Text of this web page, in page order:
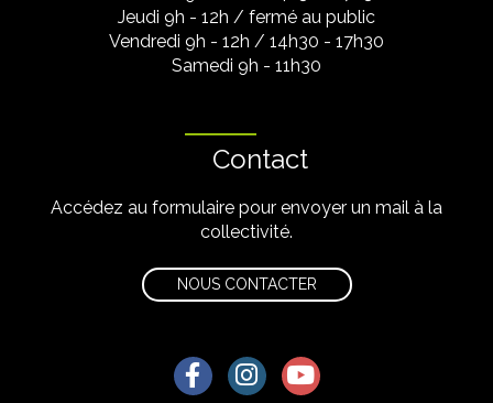
Jeudi 9h - 12h / fermé au public
Vendredi 9h - 12h / 14h30 - 17h30
Samedi 9h - 11h30
Contact
Accédez au formulaire pour envoyer un mail à la
collectivité.
NOUS CONTACTER
Lien vers le compte Facebook
Lien vers le compte
Lien vers la chaîne